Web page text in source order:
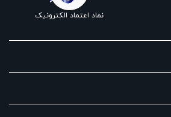
نماد اعتماد الکترونیک